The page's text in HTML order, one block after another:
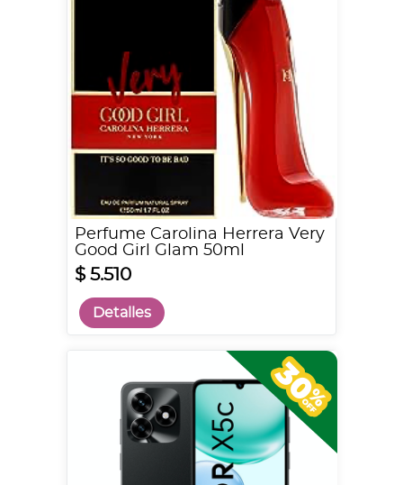
Perfume Carolina Herrera Very
Good Girl Glam 50ml
$ 5.510
Detalles